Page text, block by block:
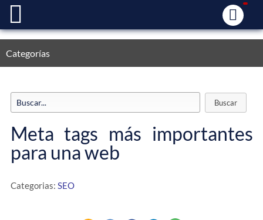
Categorías
Meta tags más importantes
para una web
Categorias: SEO